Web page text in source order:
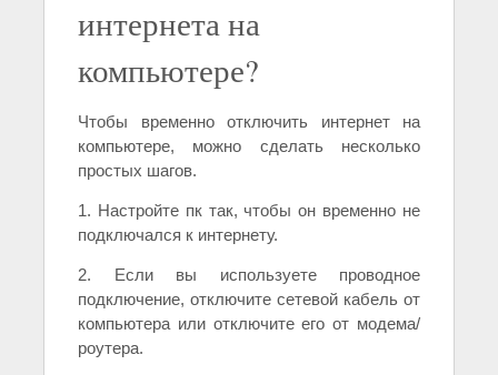
интернета на
компьютере?
Чтобы временно отключить интернет на
компьютере, можно сделать несколько
простых шагов.
1. Настройте пк так, чтобы он временно не
подключался к интернету.
2. Если вы используете проводное
подключение, отключите сетевой кабель от
компьютера или отключите его от модема/
роутера.